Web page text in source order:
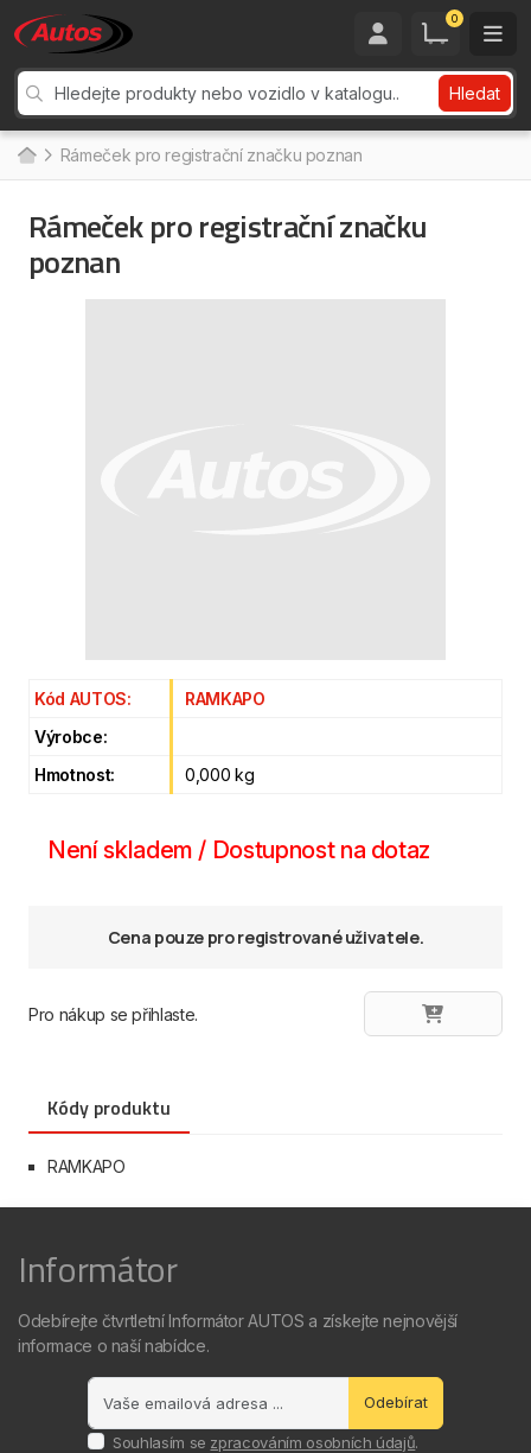
0
Hledat
Rámeček pro registrační značku poznan
Rámeček pro registrační značku
poznan
Kód AUTOS:
RAMKAPO
Výrobce:
Hmotnost:
0,000 kg
Není skladem / Dostupnost na dotaz
Cena pouze pro registrované uživatele.
Pro nákup se přihlaste.
Kódy produktu
RAMKAPO
Informátor
Odebírejte čtvrtletní Informátor AUTOS a získejte nejnovější
informace o naší nabídce.
Odebírat
Souhlasím se zpracováním osobních údajů.